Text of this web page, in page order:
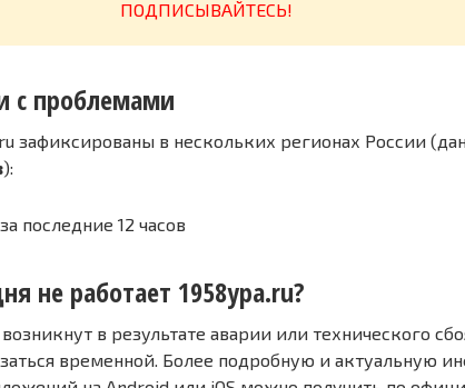
ПОДПИСЫВАЙТЕСЬ!
с проблемами
зафиксированы в нескольких регионах России
):
последние 12 часов
не работает 1958ypa.ru?
в результате аварии или технического
временной. Более подробную и актуальную